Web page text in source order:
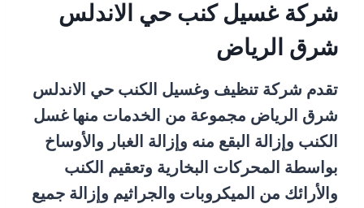
شركة غسيل كنب حي الاندلس
شرق الرياض
تقدم شركة تنظيف وغسيل الكنب حي الاندلس
شرق الرياض مجموعة من الخدمات منها غسل
الكنب وإزالة البقع منه وإزالة الغبار والأوساخ
بواسطة المحركات البخارية وتعقيم الكنب
والأرائك من الميكروبات والجراثيم وإزالة جميع